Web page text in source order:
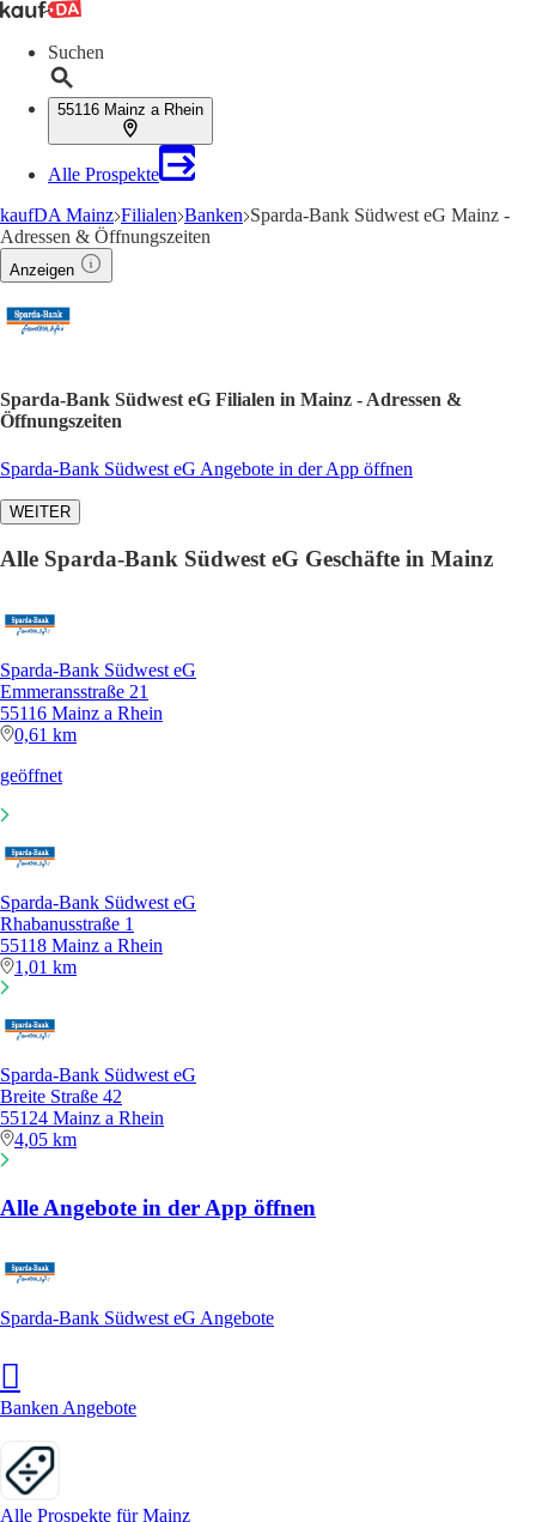
Suchen
55116 Mainz a Rhein
Alle Prospekte
kaufDA Mainz Filialen Banken Sparda-Bank Südwest eG Mainz -
Adressen & Öffnungszeiten
Anzeigen
Sparda-Bank Südwest eG Filialen in Mainz - Adressen &
Öffnungszeiten
Sparda-Bank Südwest eG Angebote in der App öffnen
WEITER
Alle Sparda-Bank Südwest eG Geschäfte in Mainz
Sparda-Bank Südwest eG
Emmeransstraße 21
55116 Mainz a Rhein
0,61 km
geöffnet
Sparda-Bank Südwest eG
Rhabanusstraße 1
55118 Mainz a Rhein
1,01 km
Sparda-Bank Südwest eG
Breite Straße 42
55124 Mainz a Rhein
4,05 km
Alle Angebote in der App öffnen
Sparda-Bank Südwest eG Angebote
Banken Angebote
Alle Prospekte für Mainz